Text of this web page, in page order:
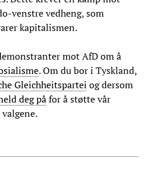
venstre vedheng, som
kapitalismen.
mot AfD om å
. Om du bor i Tyskland,
Gleichheitspartei og dersom
deg påfor å støtte vår